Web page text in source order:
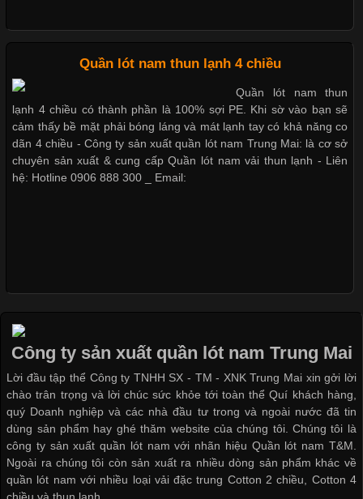
Trong những năm gần đây, vải Bamboo đang trở thành một
trong những chất liệu được yêu thích trong ngành thời trang
nhờ đặc tính mềm mại, thoáng khí và thân thiện với môi trường.
Không chỉ được ứng dụng trong quần áo thường ngày, loại vải
này còn xuất hiện nhiều trong các sản phẩm đồ lót
thoải mái khi mặc. Từ áo thun, đồ thể thao cho đến đồ lót nam,
vải thun luôn đóng vai trò quan trọng trong quá trình sản xuất.
Hiện nay, nhu cầu tìm kiếm quần lót nam giá
Xu Hướng Form Áo Thun Phổ Biến Trong Ngành May Mặc
Cập nhật 2026-05-09 15:58:23
Nguyên bộ quần lót nam Boxer
thun lạnh giá rẻ
Quần lót nam thun lạnh 4 chiều
Quần lót nam thun
lạnh 4 chiều có thành phần là 100% sợi PE. Khi sờ vào bạn sẽ
cảm thấy bề mặt phải bóng láng và mát lạnh tay có khả năng co
dãn 4 chiều - Công ty sản xuất quần lót nam Trung Mai: là cơ sở
chuyên sản xuất & cung cấp Quần lót nam vải thun lạnh - Liên
hệ: Hotline 0906 888 300 _ Email:
Công ty sản xuất quần lót nam Trung Mai
Lời đầu tập thể Công ty TNHH SX - TM - XNK Trung Mai xin gởi lời
chào trân trọng và lời chúc sức khỏe tới toàn thể Quí khách hàng,
quý Doanh nghiệp và các nhà đầu tư trong và ngoài nước đã tin
dùng sản phẩm hay ghé thăm website của chúng tôi. Chúng tôi là
công ty sản xuất quần lót nam với nhãn hiệu Quần lót nam T&M.
Ngoài ra chúng tôi còn sản xuất ra nhiều dòng sản phẩm khác về
quần lót nam với nhiều loại vải đặc trung Cotton 2 chiều, Cotton 4